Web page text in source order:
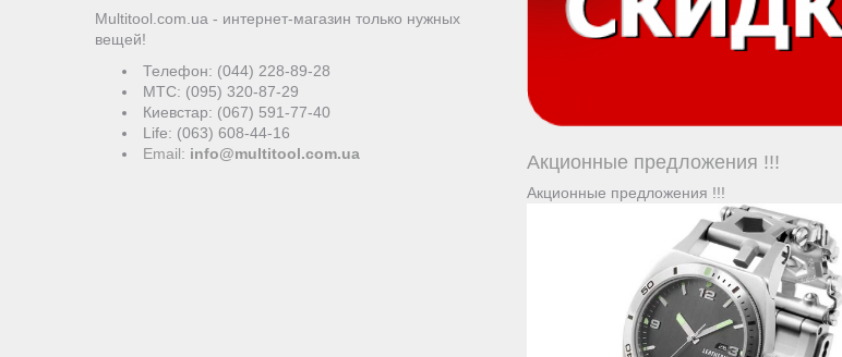
Multitool.com.ua - интернет-магазин только нужных
вещей!
Телефон: (044) 228-89-28
MTC: (095) 320-87-29
Киевстар: (067) 591-77-40
Life: (063) 608-44-16
Email: info@multitool.com.ua Акционные предложения !!!
Акционные предложения !!!